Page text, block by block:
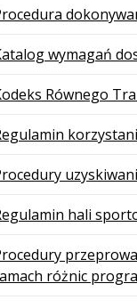
wymagań
Równego
hali
różnic